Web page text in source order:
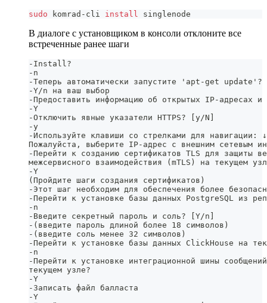
sudo komrad-cli install singlenode
В диалоге с установщиком в консоли отклоните все
встреченные ранее шаги
-Install?
-n
-Теперь автоматически запустите 'apt-get update'?
-Y/n на ваш выбор
-Предоставить информацию об открытых IP-адресах
-Y
-Отключить явные указатели HTTPS? [y/N]
-y
-Используйте клавиши со стрелками для навигации:
Пожалуйста, выберите IP-адрес с внешним сетевым
-Перейти к созданию сертификатов TLS для защиты
межсервисного взаимодействия (mTLS) на текущем
-Y
(Пройдите шаги создания сертификатов)
-Этот шаг необходим для обеспечения более
-Перейти к установке базы данных PostgreSQL из
-n
-Введите секретный пароль и соль? [Y/n]
-(введите пароль длиной более 18 символов)
-(введите соль менее 32 символов)
-Перейти к установке базы данных ClickHouse на
-n
-Перейти к установке интеграционной шины
текущем узле?
-Y
-Записать файл балласта
-Y